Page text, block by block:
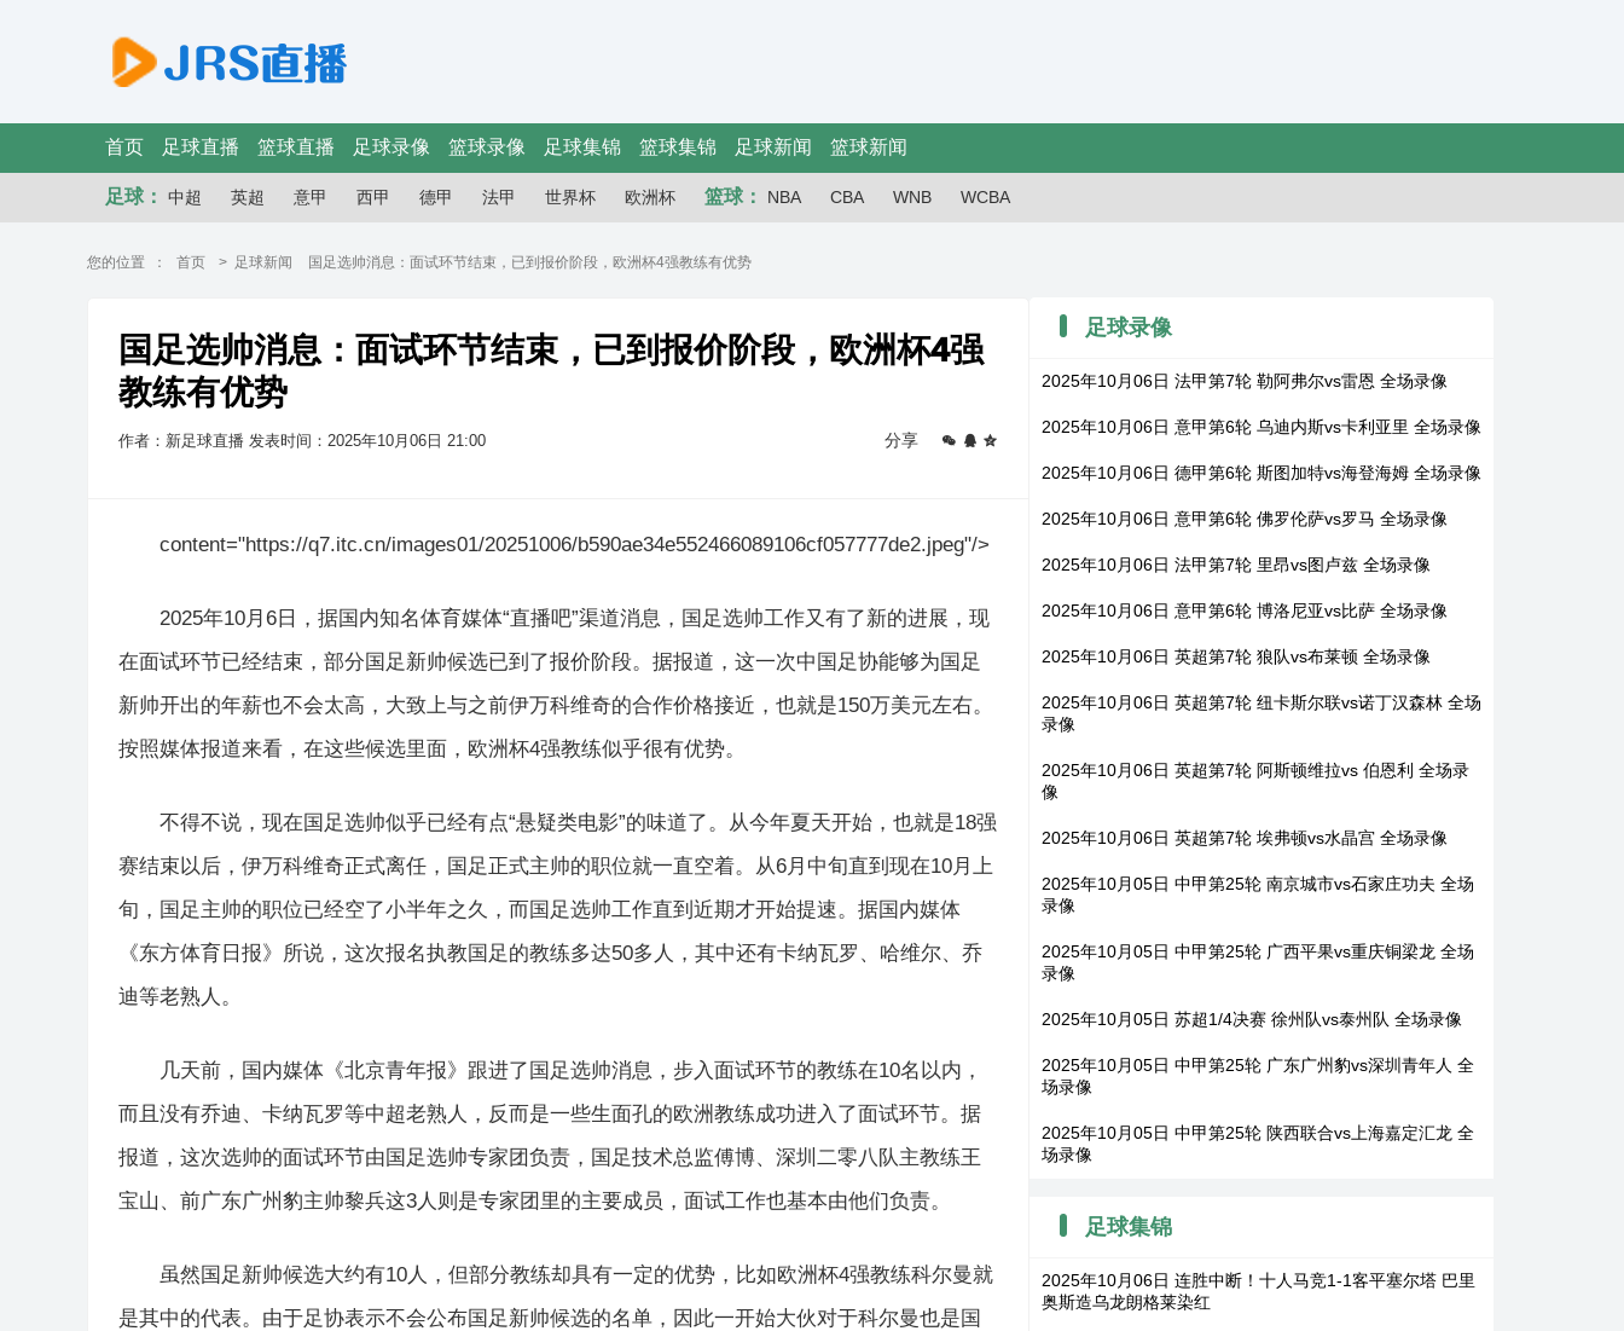
首页 足球直播 篮球直播 足球录像 篮球录像 足球集锦 篮球集锦 足球新闻 篮球新闻
足球： 中超 英超 意甲 西甲 德甲 法甲 世界杯 欧洲杯 篮球： NBA CBA WNB WCBA
您的位置 ： 首页 > 足球新闻 国足选帅消息：面试环节结束，已到报价阶段，欧洲杯4强教练有优势
国足选帅消息：面试环节结束，已到报价阶段，欧洲杯4强
教练有优势
作者：新足球直播 发表时间：2025年10月06日 21:00 分享
content="https://q7.itc.cn/images01/20251006/b590ae34e552466089106cf057777de2.jpeg"/>
2025年10月6日，据国内知名体育媒体“直播吧”渠道消息，国足选帅工作又有了新的进展，现
在面试环节已经结束，部分国足新帅候选已到了报价阶段。据报道，这一次中国足协能够为国足
新帅开出的年薪也不会太高，大致上与之前伊万科维奇的合作价格接近，也就是150万美元左右。
按照媒体报道来看，在这些候选里面，欧洲杯4强教练似乎很有优势。
不得不说，现在国足选帅似乎已经有点“悬疑类电影”的味道了。从今年夏天开始，也就是18强
赛结束以后，伊万科维奇正式离任，国足正式主帅的职位就一直空着。从6月中旬直到现在10月上
旬，国足主帅的职位已经空了小半年之久，而国足选帅工作直到近期才开始提速。据国内媒体
《东方体育日报》所说，这次报名执教国足的教练多达50多人，其中还有卡纳瓦罗、哈维尔、乔
迪等老熟人。
几天前，国内媒体《北京青年报》跟进了国足选帅消息，步入面试环节的教练在10名以内，
而且没有乔迪、卡纳瓦罗等中超老熟人，反而是一些生面孔的欧洲教练成功进入了面试环节。据
报道，这次选帅的面试环节由国足选帅专家团负责，国足技术总监傅博、深圳二零八队主教练王
宝山、前广东广州豹主帅黎兵这3人则是专家团里的主要成员，面试工作也基本由他们负责。
虽然国足新帅候选大约有10人，但部分教练却具有一定的优势，比如欧洲杯4强教练科尔曼就
是其中的代表。由于足协表示不会公布国足新帅候选的名单，因此一开始大伙对于科尔曼也是国
足球录像
2025年10月06日 法甲第7轮 勒阿弗尔vs雷恩 全场录像
2025年10月06日 意甲第6轮 乌迪内斯vs卡利亚里 全场录像
2025年10月06日 德甲第6轮 斯图加特vs海登海姆 全场录像
2025年10月06日 意甲第6轮 佛罗伦萨vs罗马 全场录像
2025年10月06日 法甲第7轮 里昂vs图卢兹 全场录像
2025年10月06日 意甲第6轮 博洛尼亚vs比萨 全场录像
2025年10月06日 英超第7轮 狼队vs布莱顿 全场录像
2025年10月06日 英超第7轮 纽卡斯尔联vs诺丁汉森林 全场
录像
2025年10月06日 英超第7轮 阿斯顿维拉vs 伯恩利 全场录
像
2025年10月06日 英超第7轮 埃弗顿vs水晶宫 全场录像
2025年10月05日 中甲第25轮 南京城市vs石家庄功夫 全场
录像
2025年10月05日 中甲第25轮 广西平果vs重庆铜梁龙 全场
录像
2025年10月05日 苏超1/4决赛 徐州队vs泰州队 全场录像
2025年10月05日 中甲第25轮 广东广州豹vs深圳青年人 全
场录像
2025年10月05日 中甲第25轮 陕西联合vs上海嘉定汇龙 全
场录像
足球集锦
2025年10月06日 连胜中断！十人马竞1-1客平塞尔塔 巴里
奥斯造乌龙朗格莱染红